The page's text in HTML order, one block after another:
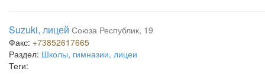
Suzuki, лицей Союза Республик, 19
Факс: +73852617665
Раздел: Школы, гимназии, лицеи
Теги: